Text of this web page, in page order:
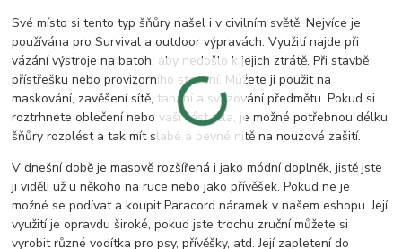
Své místo si tento typ šňůry našel i v civilním světě. Nejvíce je
používána pro Survival a outdoor výpravách. Využití najde při
vázání výstroje na batoh, aby nedošlo k jejich ztrátě. Při stavbě
přístřešku nebo provizorního stavení. Můžete ji použit na
maskování, zavěšení sítě, tahání a svazování předmětu. Pokud si
roztrhnete oblečení nebo vaši část těla, je možné potřebnou délku
šňůry rozplést a tak mít slabé a pevné nitě na nouzové zašití.
V dnešní době je masově rozšířená i jako módní doplněk, jistě jste
ji viděli už u někoho na ruce nebo jako přívěšek. Pokud ne je
možné se podívat a koupit Paracord náramek v našem eshopu. Její
využití je opravdu široké, pokud jste trochu zruční můžete si
vyrobit různé vodítka pro psy, přívěšky, atd. Její zapletení do